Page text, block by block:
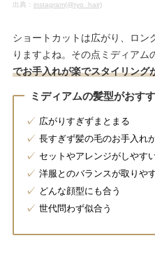
出典： instagram(@ryo_hair)
ショートカットは広がり、ロン
りますよね。その点ミディアム
でお手入れが楽でスタイリング
ミディアムの髪型がおす
広がりすぎずまとまる
長すぎず髪の毛のお手入れ
セットやアレンジがしやす
洋服とのバランスが取りや
どんな顔型にも合う
世代問わず似合う